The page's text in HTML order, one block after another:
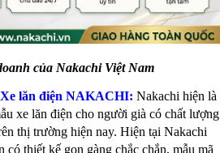
của Nakachi Việt Nam
Xe lăn điện NAKACHI: Nakachi hiện là
xe lăn điện cho người già có chất lượng
thị trường hiện nay. Hiện tại Nakachi
có thiết kế gọn gàng chắc chắn, mẫu mã